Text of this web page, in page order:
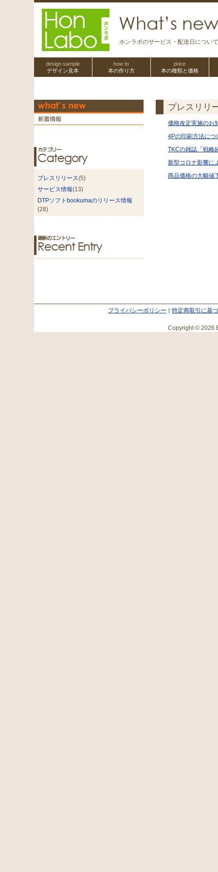
ホンラボのサービス・配送日につい
design sample
デザイン見本
how to
本の作り方
price
本の種類と価格
プレスリリ
価格改定実施のお
4Pの印刷方法につ
TKCの雑誌「戦略
新型コロナ影響に
商品価格の大幅値
プレスリリース(5)
サービス情報(13)
DTPソフトbookumaのリリース情報
(28)
プライバシーポリシー 特定商取引に基
Copyright © 2026